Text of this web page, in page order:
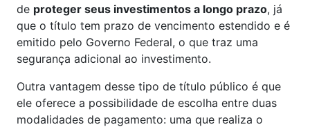
de proteger seus investimentos a longo prazo, já
que o título tem prazo de vencimento estendido e é
emitido pelo Governo Federal, o que traz uma
segurança adicional ao investimento.
Outra vantagem desse tipo de título público é que
ele oferece a possibilidade de escolha entre duas
modalidades de pagamento: uma que realiza o